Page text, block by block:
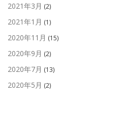
2021年3月 (2)
2021年1月 (1)
2020年11月 (15)
2020年9月 (2)
2020年7月 (13)
2020年5月 (2)